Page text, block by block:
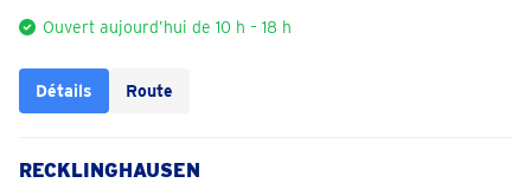
Ouvert aujourd’hui de 10 h – 18 h
Détails Route
RECKLINGHAUSEN